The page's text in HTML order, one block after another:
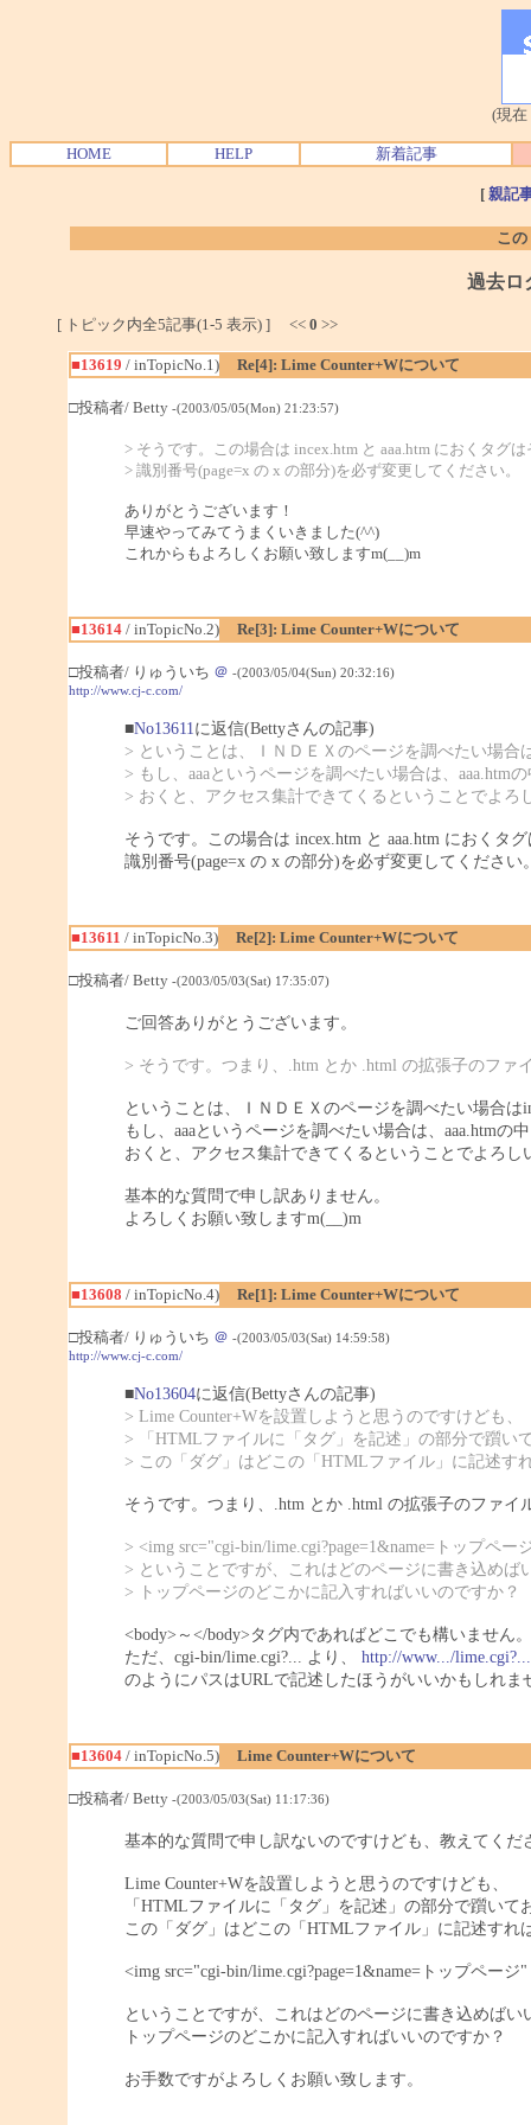
(現在
HOME HELP 新着記事
[ 親記
こ
過去ロ
[ トピック内全5記事(1-5 表示) ] << 0 >>
■13619 / inTopicNo.1) Re[4]: Lime Counter+Wについて
□投稿者/ Betty -(2003/05/05(Mon) 21:23:57)
> そうです。この場合は incex.htm と aaa.htm におくタグ
> 識別番号(page=x の x の部分)を必ず変更してください。
ありがとうございます！
早速やってみてうまくいきました(^^)
これからもよろしくお願い致しますm(__)m
■13614/ inTopicNo.2) Re[3]: Lime Counter+Wについて
□投稿者/ りゅういち ＠ -(2003/05/04(Sun) 20:32:16)
http://www.cj-c.com/
■No13611に返信(Bettyさんの記事)
> ということは、ＩＮＤＥＸのページを調べたい場合
> もし、aaaというページを調べたい場合は、aaa.htm
> おくと、アクセス集計できてくるということでよろ
そうです。この場合は incex.htm と aaa.htm におくタ
識別番号(page=x の x の部分)を必ず変更してください
■13611 / inTopicNo.3) Re[2]: Lime Counter+Wについて
□投稿者/ Betty -(2003/05/03(Sat) 17:35:07)
ご回答ありがとうございます。
> そうです。つまり、.htm とか .html の拡張子のファ
ということは、ＩＮＤＥＸのページを調べたい場合は
もし、aaaというページを調べたい場合は、aaa.htmの
おくと、アクセス集計できてくるということでよろし
基本的な質問で申し訳ありません。
よろしくお願い致しますm(__)m
■13608 / inTopicNo.4) Re[1]: Lime Counter+Wについて
□投稿者/ りゅういち ＠ -(2003/05/03(Sat) 14:59:58)
http://www.cj-c.com/
■No13604に返信(Bettyさんの記事)
> Lime Counter+Wを設置しようと思うのですけども、
> 「HTMLファイルに「タグ」を記述」の部分で躓い
> この「ダグ」はどこの「HTMLファイル」に記述す
そうです。つまり、.htm とか .html の拡張子のファイ
> <img src="cgi-bin/lime.cgi?page=1&name=トップペー
> ということですが、これはどのページに書き込めば
> トップページのどこかに記入すればいいのですか？
<body>～</body>タグ内であればどこでも構いません。
ただ、cgi-bin/lime.cgi?... より、 http://www.../lime.cgi?...
のようにパスはURLで記述したほうがいいかもしれま
■13604/ inTopicNo.5) Lime Counter+Wについて
□投稿者/ Betty -(2003/05/03(Sat) 11:17:36)
基本的な質問で申し訳ないのですけども、教えてくだ
Lime Counter+Wを設置しようと思うのですけども、
「HTMLファイルに「タグ」を記述」の部分で躓いて
この「ダグ」はどこの「HTMLファイル」に記述すれ
<img src="cgi-bin/lime.cgi?page=1&name=トップページ
ということですが、これはどのページに書き込めばい
トップページのどこかに記入すればいいのですか？
お手数ですがよろしくお願い致します。